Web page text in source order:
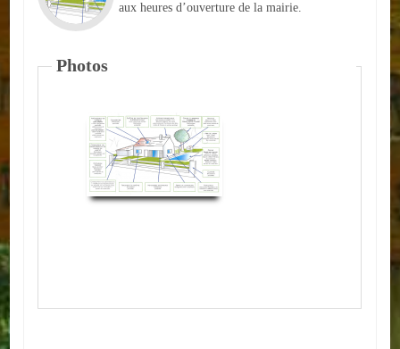
Social
Culturel
Arrêtes en cours
ACTUALITÉS
aux heures d’ouverture de la mairie.
Photos